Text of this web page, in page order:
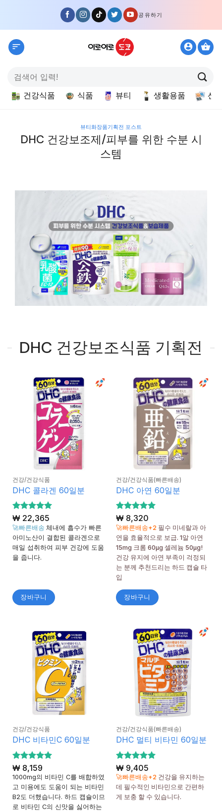
content
공유하기
색:
건강식품 식품 뷰티 생활용품 선
뷰티화장품기획전 포스트
DHC 건강보조제/피부를 위한 수분 시
스템
DHC 건강보조식품 기획전
건강/건강식품
DHC 콜라겐 60일분
5 중에서
5로 평가
됨
₩22,365
🚀빠른배송 체내에 흡수가 빠른
아미노산이 결합된 콜라겐으로
매일 섭취하여 피부 건강에 도움
을 줍니다.
장바구니
건강/건강식품(빠른배송)
DHC 아연 60일분
5 중에서
5로 평가
됨
₩8,320
🚀빠른배송+2 필수 미네랄과 아
연을 효율적으로 보급. 1알 아연
15mg 크롬 60μg 셀레늄 50μg!
건강 유지에 아연 부족이 걱정되
는 분께 추천드리는 하드 캡슐 타
입
장바구니
건강/건강식품
DHC 비타민C 60일분
5 중에서
5로 평가
됨
₩8,159
1000mg의 비타민 C를 배합하였
고 미용에도 도움이 되는 비타민
B2도 더했습니다. 하드 캡슐이므
로 비타민 C의 신맛을 싫어하는
건강/건강식품(빠른배송)
DHC 멀티 비타민 60일분
5 중에서
5로 평가
됨
₩9,405
🚀빠른배송+2 건강을 유지하는
데 필수적인 비타민으로 간편하
게 보충 할 수 있습니다.